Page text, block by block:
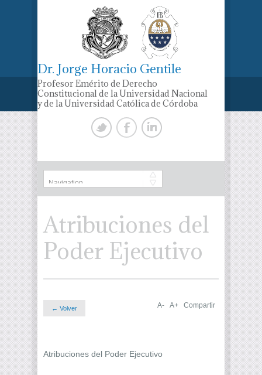
Dr. Jorge Horacio Gentile
Profesor Emérito de Derecho
Constitucional de la Universidad Nacional
y de la Universidad Católica de Córdoba
Atribuciones del
Poder Ejecutivo
← Volver A- A+ Compartir
Atribuciones del Poder Ejecutivo